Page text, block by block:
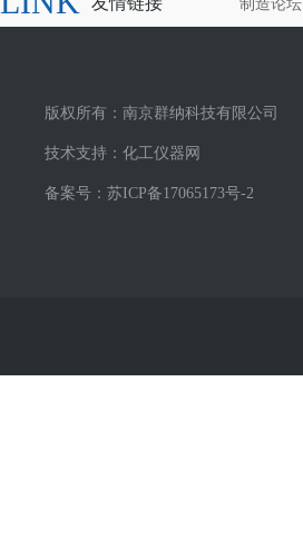
制造论坛
版权所有：南京群纳科技有限公司
技术支持： 化工仪器网
备案号： 苏ICP备17065173号-2